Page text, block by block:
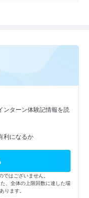
ンターン体験記情報を読
利になるか
はございません。
、全体の上限回数に達した場
ります。